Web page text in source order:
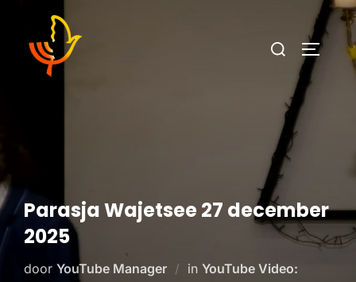
Parasja Wajetsee 27 december
2025
door YouTube Manager in YouTube Video: